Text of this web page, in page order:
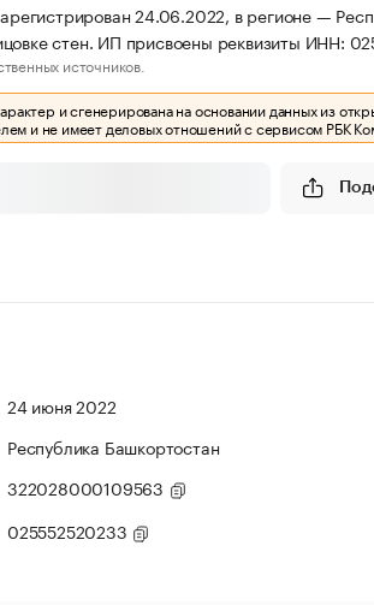
24.06.2022, в регионе —
стен. ИП присвоены реквизиты
источников.
и сгенерирована на основании данных из
и не имеет деловых отношений с сервисом РБК
24 июня 2022
Республика Башкортостан
322028000109563
025552520233